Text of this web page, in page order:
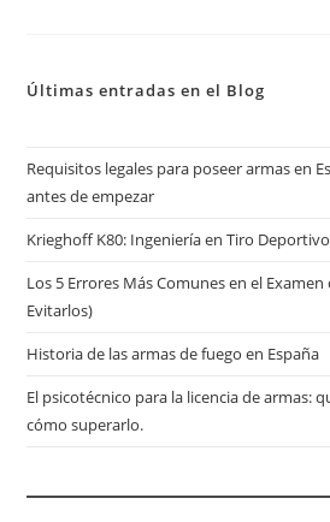
Últimas entradas en el Blog
Requisitos legales para poseer armas en
antes de empezar
Krieghoff K80: Ingeniería en Tiro Deportivo
Los 5 Errores Más Comunes en el
Evitarlos)
Historia de las armas de fuego en España
El psicotécnico para la licencia de armas:
cómo superarlo.